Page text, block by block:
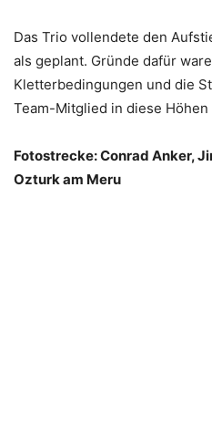
Das Trio vollendete den
als geplant. Gründe dafür
Kletterbedingungen und die
Team-Mitglied in diese
Fotostrecke: Conrad Anker,
Ozturk am Meru